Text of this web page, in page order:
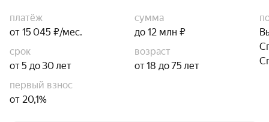
платёж
от 15 045 ₽/мес.
сумма
до 12 млн ₽
срок
от 5 до 30 лет
возраст
от 18 до 75 лет
первый взнос
от 20,1%